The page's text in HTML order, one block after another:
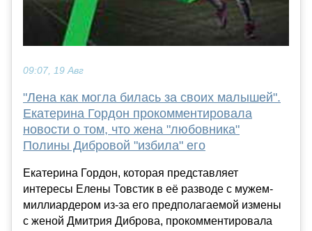
09:07, 19 Авг
"Лена как могла билась за своих малышей".
Екатерина Гордон прокомментировала
новости о том, что жена "любовника"
Полины Дибровой "избила" его
Екатерина Гордон, которая представляет
интересы Елены Товстик в её разводе с мужем-
миллиардером из-за его предполагаемой измены
с женой Дмитрия Диброва, прокомментировала